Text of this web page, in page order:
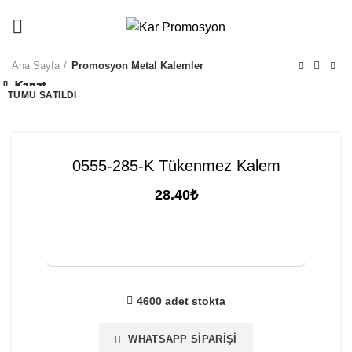
Ana Sayfa Promosyon Metal Kalemler
0555-285-K Tükenmez Kalem
28.40₺
4600 adet stokta
WHATSAPP SIPARIŞI
TÜMÜ SATILDI
Kapat
Kapat
Kapat
Kapat
Kapat
TÜMÜ SATILDI
Kapat
TÜMÜ SATILDI
Kapat
Kapat
TÜMÜ SATILDI
Kapat
Kapat